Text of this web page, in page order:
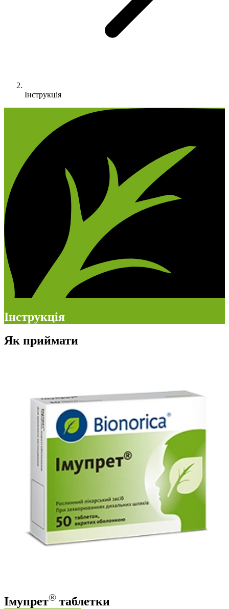
Інструкція
Інструкція
Як приймати
Імупрет® таблетки